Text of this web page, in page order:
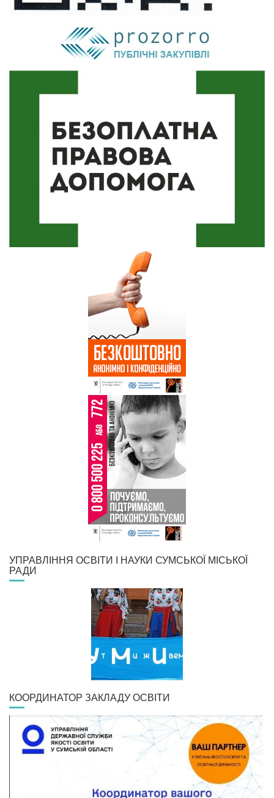
УПРАВЛІННЯ ОСВІТИ І НАУКИ СУМСЬКОЇ МІСЬКОЇ
РАДИ
КООРДИНАТОР ЗАКЛАДУ ОСВІТИ